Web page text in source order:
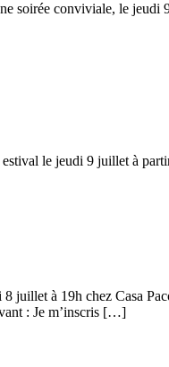
soirée conviviale, le jeudi
le jeudi 9 juillet à
à 19h chez Casa
: Je m’inscris […]